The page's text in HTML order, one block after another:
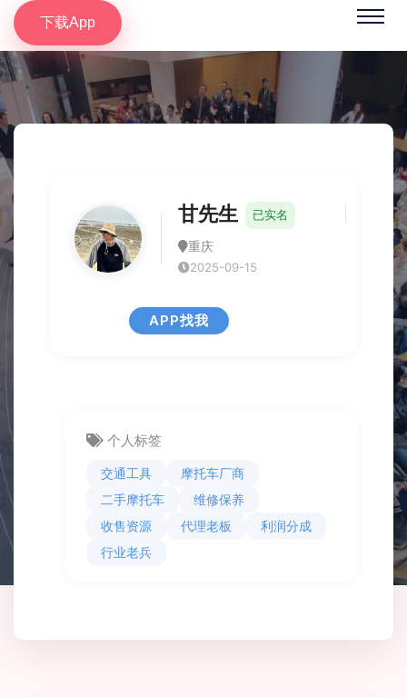
下载App
甘先生 已实名
重庆
2025-09-15
APP找我
个人标签
交通工具
摩托车厂商
二手摩托车
维修保养
收售资源
代理老板
利润分成
行业老兵